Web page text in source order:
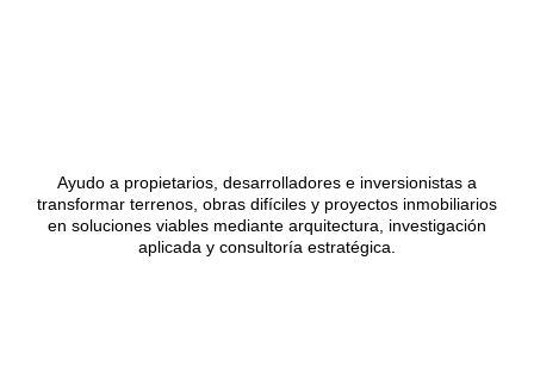
Ayudo a propietarios, desarrolladores e inversionistas a
transformar terrenos, obras difíciles y proyectos inmobiliarios
en soluciones viables mediante arquitectura, investigación
aplicada y consultoría estratégica.